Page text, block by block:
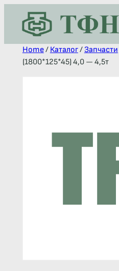
Home/ Каталог/ Запчасти
(1800*125*45) 4,0 — 4,5т